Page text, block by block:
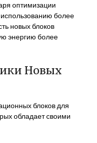
оптимизации
более
новых блоков
энергию более
Новых
блоков для
обладает своими